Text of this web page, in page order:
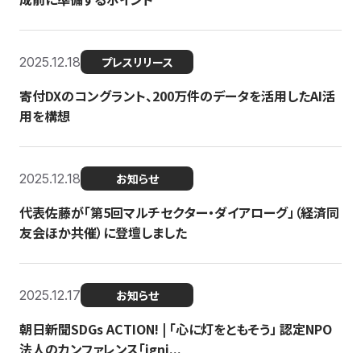
2025.12.18 プレスリリース
寄付DXのコングラント、200万件のデータを活用したAI活
用を構想
2025.12.18 お知らせ
代表佐藤が「第5回マルチセクター・ダイアローグ」（経済同
友会ほか共催）に登壇しました
2025.12.17 お知らせ
朝日新聞SDGs ACTION! | 「心に灯をともそう」 認定NPO
法人のカンファレンス「igni...